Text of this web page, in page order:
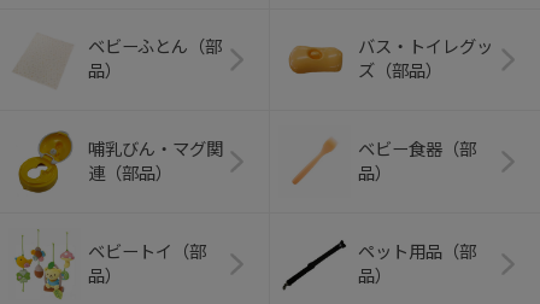
ベビーふとん（部
品）
バス・トイレグッ
ズ（部品）
哺乳びん・マグ関
連（部品）
ベビー食器（部
品）
ベビートイ（部
品）
ペット用品（部
品）